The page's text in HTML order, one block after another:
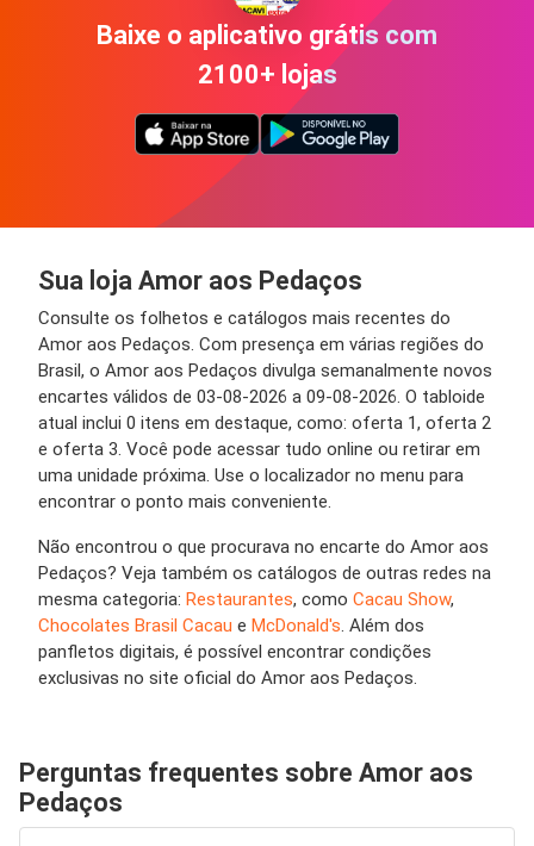
Baixe o aplicativo grátis com
2100+ lojas
Sua loja Amor aos Pedaços
Consulte os folhetos e catálogos mais recentes do
Amor aos Pedaços. Com presença em várias regiões do
Brasil, o Amor aos Pedaços divulga semanalmente novos
encartes válidos de 03-08-2026 a 09-08-2026. O tabloide
atual inclui 0 itens em destaque, como: oferta 1, oferta 2
e oferta 3. Você pode acessar tudo online ou retirar em
uma unidade próxima. Use o localizador no menu para
encontrar o ponto mais conveniente.
Não encontrou o que procurava no encarte do Amor aos
Pedaços? Veja também os catálogos de outras redes na
mesma categoria: Restaurantes, como Cacau Show,
Chocolates Brasil Cacau e McDonald's. Além dos
panfletos digitais, é possível encontrar condições
exclusivas no site oficial do Amor aos Pedaços.
Perguntas frequentes sobre Amor aos
Pedaços